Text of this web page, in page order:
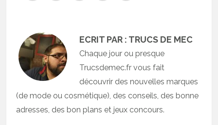
ECRIT PAR : TRUCS DE MEC
Chaque jour ou presque
Trucsdemec.fr vous fait
découvrir des nouvelles marques
(de mode ou cosmétique), des conseils, des bonne
adresses, des bon plans et jeux concours.